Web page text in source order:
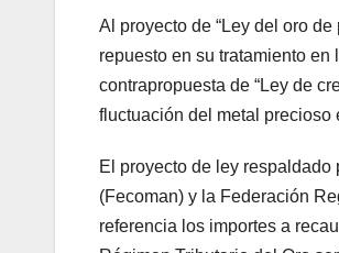
Al proyecto de “Ley del oro
repuesto en su tratamiento
contrapropuesta de “Ley de
fluctuación del metal precioso
El proyecto de ley
(Fecoman) y la Federación
referencia los importes a